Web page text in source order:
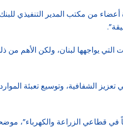
يواجهها لبنان، ولكن الأهم من
الشفافية، وتوسيع تعبئة
قطاعي الزراعة والكهرباء”،